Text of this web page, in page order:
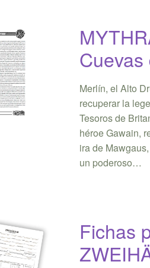
Merlín, el Alto
recuperar la
Tesoros de
héroe Gawain,
ira de
un poderoso…
Fichas